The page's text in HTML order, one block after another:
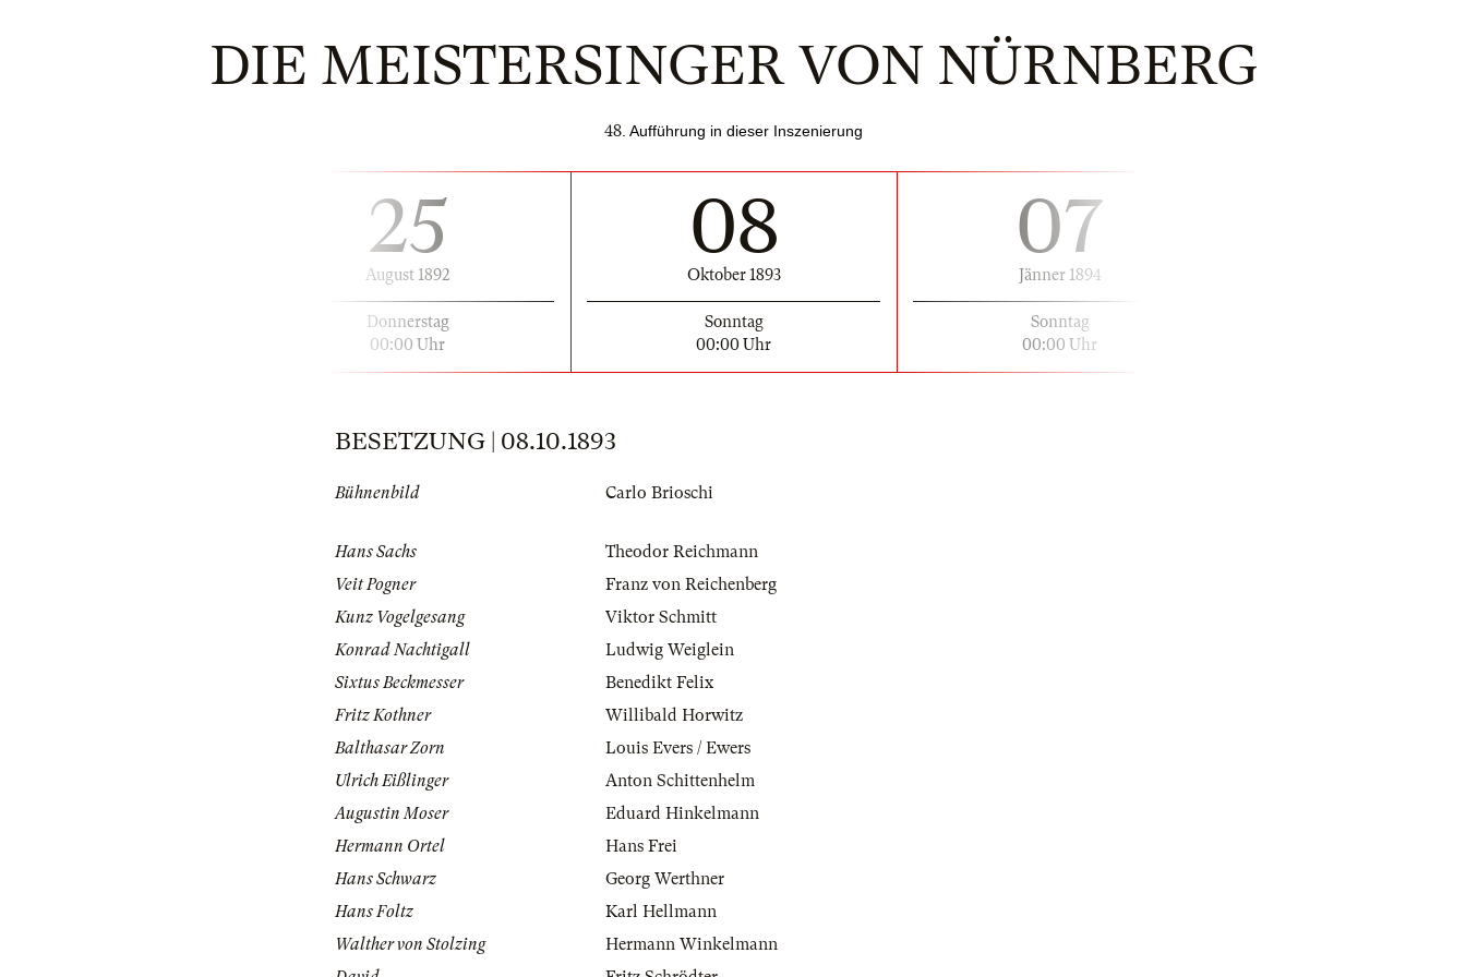
DIE MEISTERSINGER VON NÜRNBERG
48. Aufführung in dieser Inszenierung
25
August 1892
Donnerstag
00:00 Uhr
08
Oktober 1893
Sonntag
00:00 Uhr
07
Jänner 1894
Sonntag
00:00 Uhr
BESETZUNG | 08.10.1893
Bühnenbild Carlo Brioschi
Hans Sachs
Theodor Reichmann
Veit Pogner
Franz von Reichenberg
Kunz Vogelgesang
Viktor Schmitt
Konrad Nachtigall
Ludwig Weiglein
Sixtus Beckmesser
Benedikt Felix
Fritz Kothner
Willibald Horwitz
Balthasar Zorn
Louis Evers / Ewers
Ulrich Eißlinger
Anton Schittenhelm
Augustin Moser
Eduard Hinkelmann
Hermann Ortel
Hans Frei
Hans Schwarz
Georg Werthner
Hans Foltz
Karl Hellmann
Walther von Stolzing
Hermann Winkelmann